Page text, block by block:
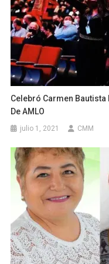
Celebró Carmen
De AMLO
julio 1, 2021 CMM